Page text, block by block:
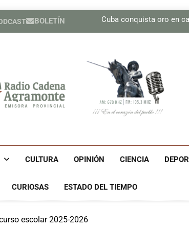
BOLETÍN
Cuba conquista oro en
Relatores de la ONU exigen a
Cuba conquista oro en
Relatores de la ONU exigen a
Juventud camagüeyana
Cadena
CULTURA OPINIÓN CIENCIA
CURIOSAS ESTADO DEL TIEMPO
escolar 2025-2026